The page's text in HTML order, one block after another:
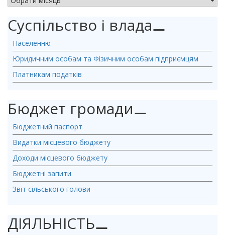
Суспільство і влада⚊
Населенню
Юридичним особам та Фізичним особам підприємцям
Платникам податків
Бюджет громади⚊
Бюджетний паспорт
Видатки місцевого бюджету
Доходи місцевого бюджету
Бюджетні запити
Звіт сільського голови
ДІЯЛЬНІСТЬ⚊